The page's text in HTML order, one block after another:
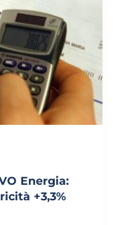
Energia:
+3,3%